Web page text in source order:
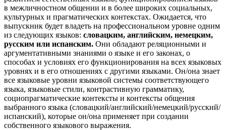
в межличностном общении и в более широких социальных,
культурных и прагматических контекстах. Ожидается, что
выпускник будет владеть на профессиональном уровне одним
из следующих языков: словацким, английским, немецким,
русским или испанским. Они обладают реляционными и
аргументативными знаниями о языке и его законах, о
способах и условиях его функционирования на всех языковых
уровнях и в его отношениях с другими языками. Он/она знает
все языковые уровни языковой системы соответствующего
языка, языковые стили, контрастивную грамматику,
социопрагматические контексты и контексты общения
выбранного языка (словацкий/английский/немецкий/русский/
испанский), которые он/она применяет при создании
собственного языкового выражения.